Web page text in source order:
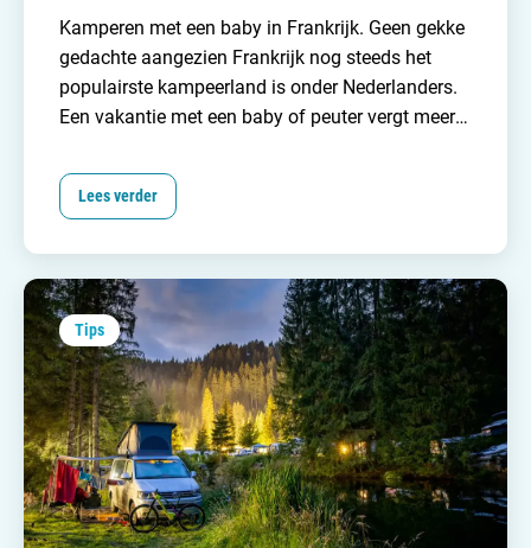
Kamperen met een baby in Frankrijk. Geen gekke
gedachte aangezien Frankrijk nog steeds het
populairste kampeerland is onder Nederlanders.
Een vakantie met een baby of peuter vergt meer
een geschikte babycamping? In ieder geval eentje
met goede faciliteiten en voorzieningen voor je
eenvoudiger. Lees hieronder welke 20 camping
wij aanraden voor een kampeervakantie met een
baby.
Lees verder
Tips